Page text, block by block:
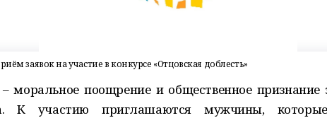
заявок на участие в конкурсе «Отцовская доблесть»
моральное поощрение и общественное признание
К участию приглашаются мужчины,